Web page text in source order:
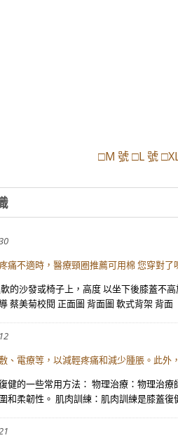
□M 號 □L 號
痛不適時，醫療頸圈推薦可用棉 您穿對了
的沙發或椅子上，高度 以坐下後膝蓋不
蔡美菊校閱 正面圖 背面圖 軟式背架 背面
、電療等，以減輕疼痛和減少腫脹。此
健的一些常用方法： 物理治療：物理治
和柔韌性。 肌肉訓練：肌肉訓練是膝蓋